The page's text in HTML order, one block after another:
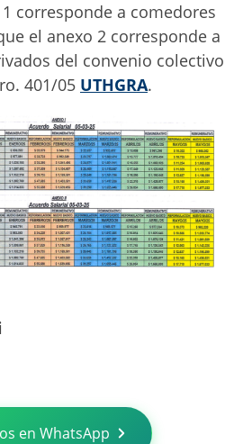
corresponde a comedores
el anexo 2 corresponde a
del convenio colectivo
401/05 UTHGRA.
en WhatsApp